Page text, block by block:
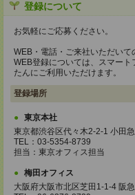
登録について
お気軽にご応募ください。
WEB・電話・ご来社いただいて
WEB登録については、スマー
たんにご利用いただけます。
登録場所
東京本社
東京都渋谷区代々木2-2-1 小田
TEL：03-5354-8739
担当：東京オフィス担当
梅田オフィス
大阪府大阪市北区芝田1-1-4 阪